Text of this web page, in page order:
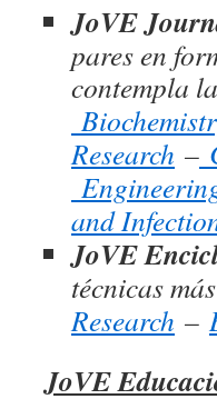
JoVE
pares en
contempla
Research –
and
JoVE
técnicas
Research –
JoVE